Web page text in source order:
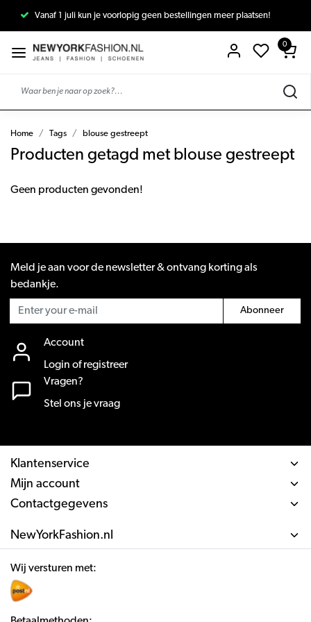
Vanaf 1 juli kun je voorlopig geen bestellingen meer plaatsen!
0
Home Tags blouse gestreept
Producten getagd met blouse gestreept
Geen producten gevonden!
Meld je aan voor de newsletter & ontvang korting als
bedankje.
Abonneer
Account
Login of registreer
Vragen?
Stel ons je vraag
Klantenservice
Mijn account
Contactgegevens
NewYorkFashion.nl
Wij versturen met: